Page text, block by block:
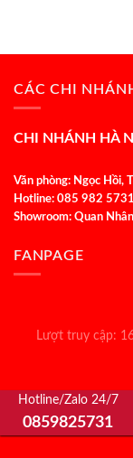
Hotline/Zalo 24/7
0859825731
CÁC CHI
CHI NHÁNH HÀ
Văn phòng: Ngọc Hồi,
Hotline: 085 982
Showroom: Quan
FANPAGE
Lượt truy cập: